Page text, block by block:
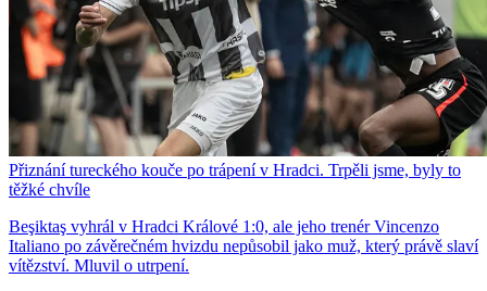
Přiznání tureckého kouče po trápení v Hradci. Trpěli jsme, byly to
těžké chvíle
Beşiktaş vyhrál v Hradci Králové 1:0, ale jeho trenér Vincenzo
Italiano po závěrečném hvizdu nepůsobil jako muž, který právě slaví
vítězství. Mluvil o utrpení.